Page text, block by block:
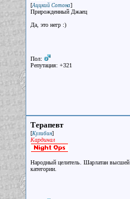
[Аццкий Сотона]
Прирожденный Джаец
Да, это негр :)
Пол:
Репутация: +321
Терапевт
[Кулибин]
Кардинал
Народный целитель. Шарлатан высшей
категории.